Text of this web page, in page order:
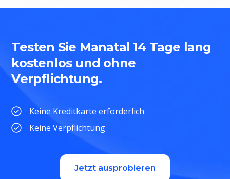
Testen Sie Manatal 14 Tage lang
kostenlos und ohne
Verpflichtung.
Keine Kreditkarte erforderlich
Keine Verpflichtung
Jetzt ausprobieren